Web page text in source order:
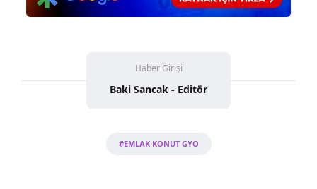
Haber Girişi
Baki Sancak - Editör
#EMLAK KONUT GYO